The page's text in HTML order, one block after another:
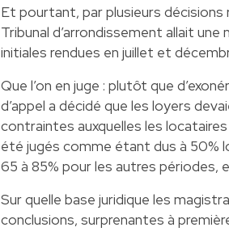
Et pourtant, par plusieurs
Tribunal d’arrondissement allait
initiales rendues en juillet et
Que l’on en juge : plutôt que
d’appel a décidé que les loyers
contraintes auxquelles les
été jugés comme étant dus à 50%
65 à 85% pour les autres périodes,
Sur quelle base juridique les
conclusions, surprenantes à